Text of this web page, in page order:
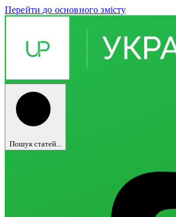
Перейти до основного змісту
Пошук статей...